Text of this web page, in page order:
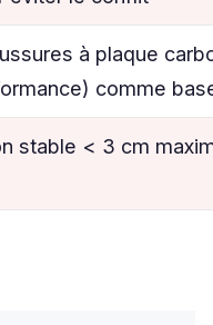
à plaque
comme
stable < 3 cm